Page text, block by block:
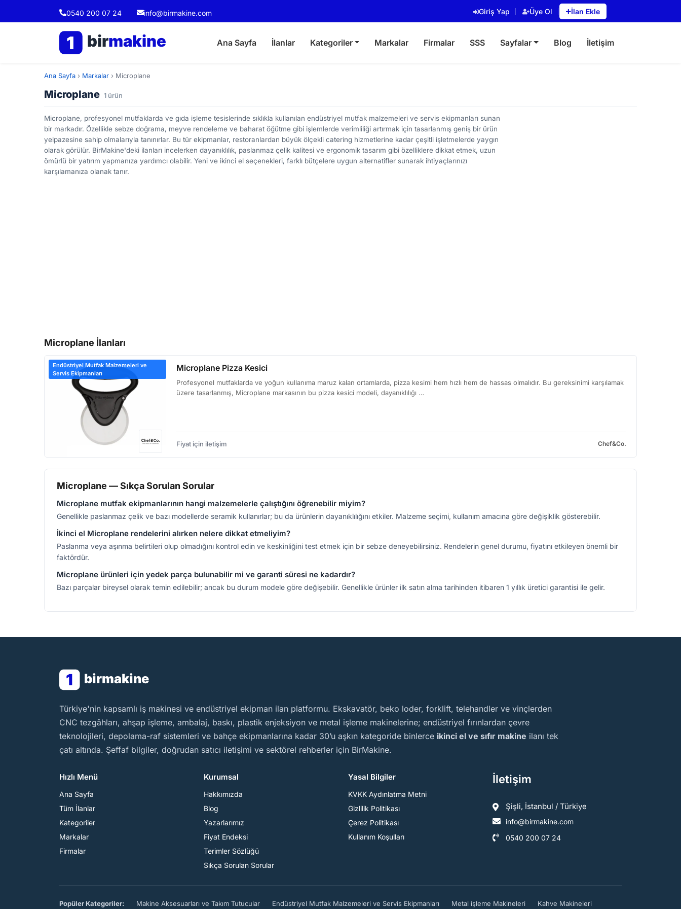
0540 200 07 24 info@birmakine.com Giriş Yap Üye Ol İlan Ekle
1 birmakine Ana Sayfa İlanlar Kategoriler Markalar Firmalar SSS Sayfalar Blog İletişim
Ana Sayfa › Markalar › Microplane
Microplane 1 ürün
Microplane, profesyonel mutfaklarda ve gıda işleme tesislerinde sıklıkla kullanılan endüstriyel mutfak malzemeleri ve servis ekipmanları sunan
bir markadır. Özellikle sebze doğrama, meyve rendeleme ve baharat öğütme gibi işlemlerde verimliliği artırmak için tasarlanmış geniş bir ürün
yelpazesine sahip olmalarıyla tanınırlar. Bu tür ekipmanlar, restoranlardan büyük ölçekli catering hizmetlerine kadar çeşitli işletmelerde yaygın
olarak görülür. BirMakine'deki ilanları incelerken dayanıklılık, paslanmaz çelik kalitesi ve ergonomik tasarım gibi özelliklere dikkat etmek, uzun
ömürlü bir yatırım yapmanıza yardımcı olabilir. Yeni ve ikinci el seçenekleri, farklı bütçelere uygun alternatifler sunarak ihtiyaçlarınızı
karşılamanıza olanak tanır.
Microplane İlanları
Endüstriyel Mutfak Malzemeleri ve
Servis Ekipmanları
Microplane Pizza Kesici
Profesyonel mutfaklarda ve yoğun kullanıma maruz kalan ortamlarda, pizza kesimi hem hızlı hem de hassas olmalıdır. Bu gereksinimi karşılamak
üzere tasarlanmış, Microplane markasının bu pizza kesici modeli, dayanıklılığı …
Fiyat için iletişim Chef&Co.
Microplane — Sıkça Sorulan Sorular
Microplane mutfak ekipmanlarının hangi malzemelerle çalıştığını öğrenebilir miyim?
Genellikle paslanmaz çelik ve bazı modellerde seramik kullanırlar; bu da ürünlerin dayanıklılığını etkiler. Malzeme seçimi, kullanım amacına göre değişiklik gösterebilir.
İkinci el Microplane rendelerini alırken nelere dikkat etmeliyim?
Paslanma veya aşınma belirtileri olup olmadığını kontrol edin ve keskinliğini test etmek için bir sebze deneyebilirsiniz. Rendelerin genel durumu, fiyatını etkileyen önemli bir
faktördür.
Microplane ürünleri için yedek parça bulunabilir mi ve garanti süresi ne kadardır?
Bazı parçalar bireysel olarak temin edilebilir; ancak bu durum modele göre değişebilir. Genellikle ürünler ilk satın alma tarihinden itibaren 1 yıllık üretici garantisi ile gelir.
1 birmakine
BirMakine
Türkiye'nin kapsamlı iş makinesi ve endüstriyel ekipman ilan platformu. Ekskavatör, beko loder, forklift, telehandler ve vinçlerden
CNC tezgâhları, ahşap işleme, ambalaj, baskı, plastik enjeksiyon ve metal işleme makinelerine; endüstriyel fırınlardan çevre
teknolojileri, depolama-raf sistemleri ve bahçe ekipmanlarına kadar 30’u aşkın kategoride binlerce ikinci el ve sıfır makine ilanı tek
çatı altında. Şeffaf bilgiler, doğrudan satıcı iletişimi ve sektörel rehberler için BirMakine.
Hızlı Menü
Ana Sayfa
Tüm İlanlar
Kategoriler
Markalar
Firmalar
Kurumsal
Hakkımızda
Blog
Yazarlarımız
Fiyat Endeksi
Terimler Sözlüğü
Sıkça Sorulan Sorular
Yasal Bilgiler
KVKK Aydınlatma Metni
Gizlilik Politikası
Çerez Politikası
Kullanım Koşulları
İletişim
Şişli, İstanbul / Türkiye
info@birmakine.com
0540 200 07 24
Popüler Kategoriler: Makine Aksesuarları ve Takım Tutucular Endüstriyel Mutfak Malzemeleri ve Servis Ekipmanları Metal işleme Makineleri Kahve Makineleri